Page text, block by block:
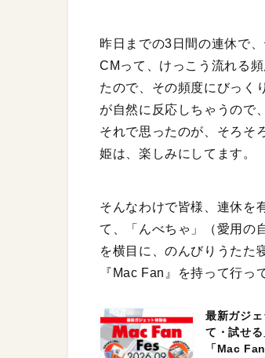
昨日までの3日間の連休で
CMって、けっこう流れる
たので、その頻度にびっく
が自然に反応しちゃうので
それで思ったのが、そろそ
姫は、楽しみにしてます。
そんなわけで皆様、連休を
て、「んべちゃ」（愛用の
を横目に、のんびりうたた
『Mac Fan』を持って行っ
最新ガジ
て・試せ
「Mac